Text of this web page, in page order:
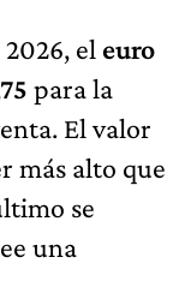
2026, el euro
para la
El valor
más alto que
se
una